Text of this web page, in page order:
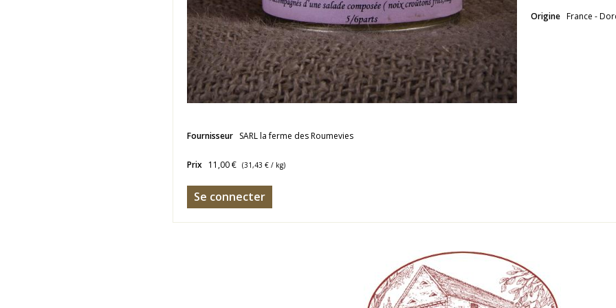
Origine France -
Fournisseur SARL la ferme des Roumevies
Prix 11,00 € (31,43 € / kg)
Se connecter